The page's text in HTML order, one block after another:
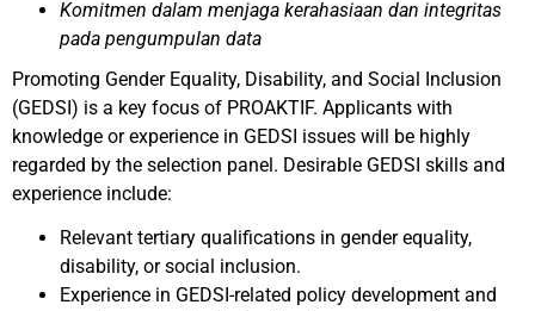
Komitmen dalam menjaga kerahasiaan dan integritas
pada pengumpulan data
Promoting Gender Equality, Disability, and Social Inclusion
(GEDSI) is a key focus of PROAKTIF. Applicants with
knowledge or experience in GEDSI issues will be highly
regarded by the selection panel. Desirable GEDSI skills and
experience include:
Relevant tertiary qualifications in gender equality,
disability, or social inclusion.
Experience in GEDSI-related policy development and